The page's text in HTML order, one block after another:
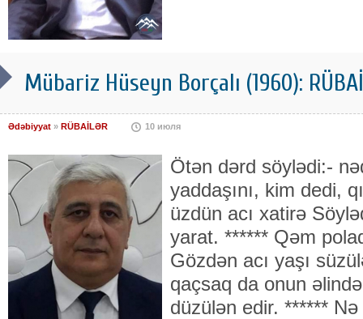
Mübariz Hüseyn Borçalı (1960):
Ədəbiyyat » RÜBAİLƏR 10 июля
Ötən dərd söylədi:-
yaddaşını, kim dedi,
üzdün acı xatirə
yarat. ****** Qəm
Gözdən acı yaşı
qaçsaq da onun
düzülən edir. ****** Nə